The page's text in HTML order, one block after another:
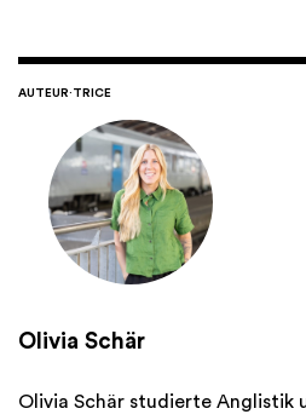
AUTEUR·TRICE
Olivia Schär
Olivia Schär studierte Anglistik